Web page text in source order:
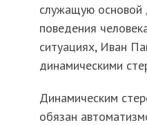
служащую
поведения
ситуациях, Иван
динамическими
Динамическим
обязан